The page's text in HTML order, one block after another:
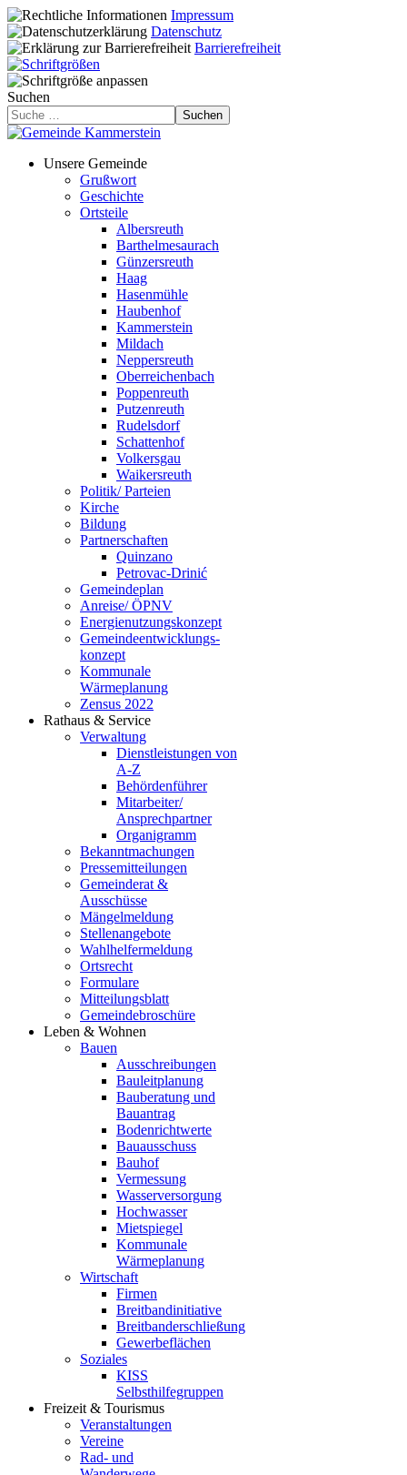
Impressum
Datenschutz
Barrierefreiheit
Suchen
Suchen
Unsere Gemeinde
Grußwort
Geschichte
Ortsteile
Albersreuth
Barthelmesaurach
Günzersreuth
Haag
Hasenmühle
Haubenhof
Kammerstein
Mildach
Neppersreuth
Oberreichenbach
Poppenreuth
Putzenreuth
Rudelsdorf
Schattenhof
Volkersgau
Waikersreuth
Politik/ Parteien
Kirche
Bildung
Partnerschaften
Quinzano
Petrovac-Drinić
Gemeindeplan
Anreise/ ÖPNV
Energienutzungskonzept
Gemeindeentwicklungs­
konzept
Kommunale
Wärmeplanung
Zensus 2022
Rathaus & Service
Verwaltung
Dienstleistungen von
A-Z
Behördenführer
Mitarbeiter/
Ansprechpartner
Organigramm
Bekanntmachungen
Pressemitteilungen
Gemeinderat &
Ausschüsse
Mängelmeldung
Stellenangebote
Wahlhelfermeldung
Ortsrecht
Formulare
Mitteilungsblatt
Gemeindebroschüre
Leben & Wohnen
Bauen
Ausschreibungen
Bauleitplanung
Bauberatung und
Bauantrag
Bodenrichtwerte
Bauausschuss
Bauhof
Vermessung
Wasserversorgung
Hochwasser
Mietspiegel
Kommunale
Wärmeplanung
Wirtschaft
Firmen
Breitbandinitiative
Breitbanderschließung
Gewerbeflächen
Soziales
KISS
Selbsthilfegruppen
Freizeit & Tourismus
Veranstaltungen
Vereine
Rad- und